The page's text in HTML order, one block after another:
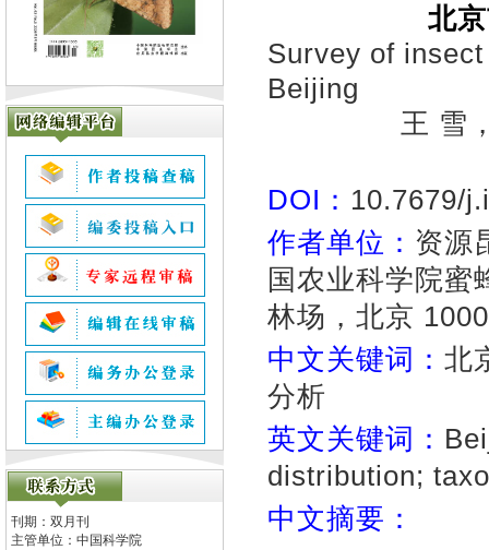
刊期：双月刊
主管单位： 中国科学院
北
Survey of
Beijing
王 雪
DOI： 10.7679/
作者单位： 资源
国农业科学院蜜
林场，北京
中文关键词： 北
分析
英文关键词：
distribution;
中文摘要：